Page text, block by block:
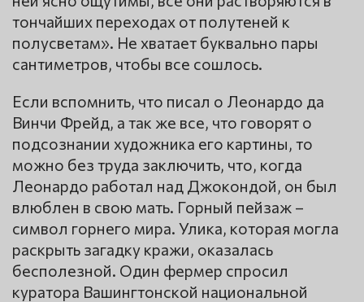
тончайших переходах от полутеней к
полусветам». Не хватает буквально пары
сантиметров, чтобы все сошлось.
Если вспомнить, что писал о Леонардо да
Винчи Фрейд, а так же все, что говорят о
подсознании художника его картины, то
можно без труда заключить, что, когда
Леонардо работал над Джокондой, он был
влюблен в свою мать. Горный пейзаж –
символ горнего мира. Улика, которая могла
раскрыть загадку кражи, оказалась
бесполезной. Один фермер спросил
куратора Вашингтонской национальной